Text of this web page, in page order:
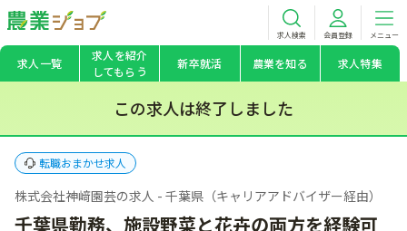
求人検索 会員登録 メニュー
求人一覧
求人を紹介
してもらう
新卒就活 農業を知る 求人特集
この求人は終了しました
転職おまかせ求人
株式会社神﨑園芸の求人 - 千葉県（キャリアアドバイザー経由）
千葉県勤務、施設野菜と花卉の両方を経験可